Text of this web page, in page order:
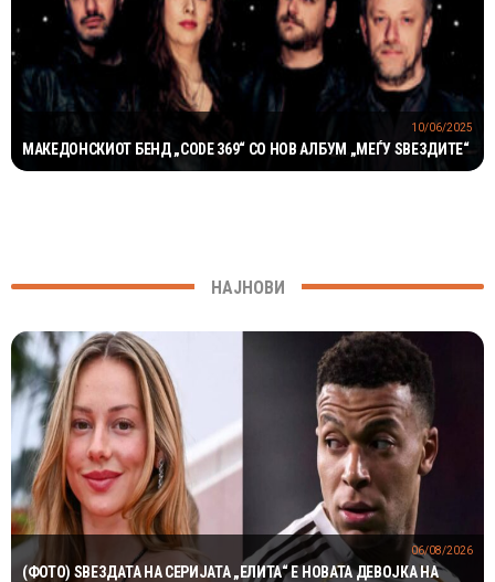
МАКЕДОНСКИОТ БЕНД „CODE 369“ СО НОВ АЛБУМ „МЕЃУ ЅВЕЗДИТЕ“
10/06/2025
НАЈНОВИ
(ФОТО) ЅВЕЗДАТА НА СЕРИЈАТА „ЕЛИТА“ Е НОВАТА ДЕВОЈКА НА
06/08/2026